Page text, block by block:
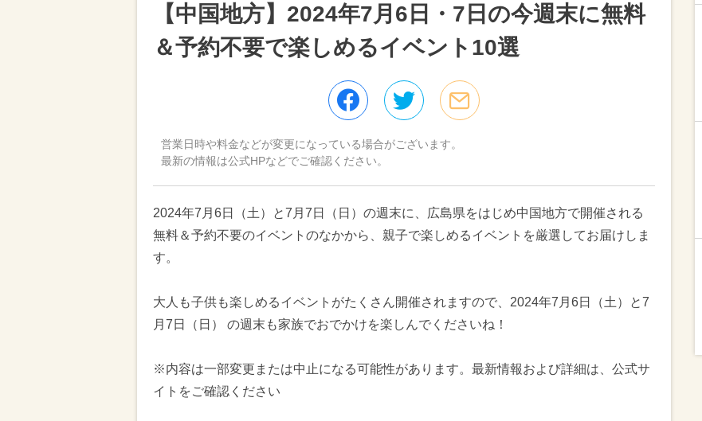
【中国地方】2024年7月6日・7日の今週末に無料
＆予約不要で楽しめるイベント10選
営業日時や料金などが変更になっている場合がございます。
最新の情報は公式HPなどでご確認ください。
2024年7月6日（土）と7月7日（日）の週末に、広島県をはじめ中国地方で開催される
無料＆予約不要のイベントのなかから、親子で楽しめるイベントを厳選してお届けしま
す。
大人も子供も楽しめるイベントがたくさん開催されますので、2024年7月6日（土）と7
月7日（日） の週末も家族でおでかけを楽しんでくださいね！
※内容は一部変更または中止になる可能性があります。最新情報および詳細は、公式サ
イトをご確認ください